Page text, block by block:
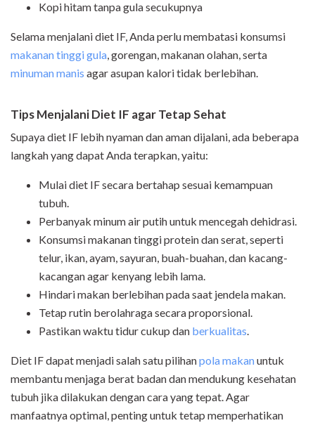
Kopi hitam tanpa gula secukupnya
Selama menjalani diet IF, Anda perlu membatasi konsumsi
makanan tinggi gula, gorengan, makanan olahan, serta
minuman manis agar asupan kalori tidak berlebihan.
Tips Menjalani Diet IF agar Tetap Sehat
Supaya diet IF lebih nyaman dan aman dijalani, ada beberapa
langkah yang dapat Anda terapkan, yaitu:
Mulai diet IF secara bertahap sesuai kemampuan
tubuh.
Perbanyak minum air putih untuk mencegah dehidrasi.
Konsumsi makanan tinggi protein dan serat, seperti
telur, ikan, ayam, sayuran, buah-buahan, dan kacang-
kacangan agar kenyang lebih lama.
Hindari makan berlebihan pada saat jendela makan.
Tetap rutin berolahraga secara proporsional.
Pastikan waktu tidur cukup dan berkualitas.
Diet IF dapat menjadi salah satu pilihanpola makanuntuk
membantu menjaga berat badan dan mendukung kesehatan
tubuh jika dilakukan dengan cara yang tepat. Agar
manfaatnya optimal, penting untuk tetap memperhatikan